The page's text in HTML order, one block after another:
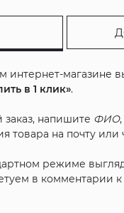
интернет-магазине
в 1 клик».
напишите ФИО,
на почту или
режиме
в комментарии